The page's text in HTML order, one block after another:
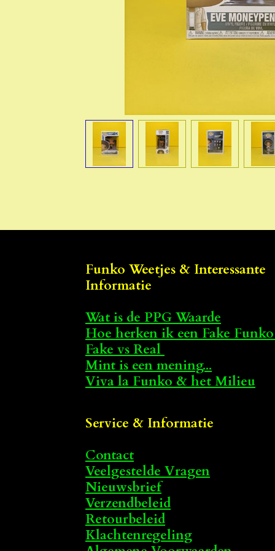
Funko Weetjes & Interessante
Informatie
Wat is de PPG Waarde
Hoe herken ik een Fake Funko
Fake vs Real
Mint is een mening...
Viva la Funko & het Milieu
Service & Informatie
Contact
Veelgestelde Vragen
Nieuwsbrief
Verzendbeleid
Retourbeleid
Klachtenregeling